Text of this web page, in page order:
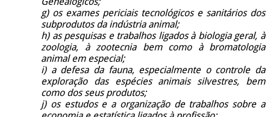
g) os exames periciais tecnológicos e sanitários dos
subprodutos da indústria animal;
h) as pesquisas e trabalhos ligados à biologia geral, à
zoologia, à zootecnia bem como à bromatologia
animal em especial;
i) a defesa da fauna, especialmente o controle da
exploração das espécies animais silvestres, bem
como dos seus produtos;
j) os estudos e a organização de trabalhos sobre a